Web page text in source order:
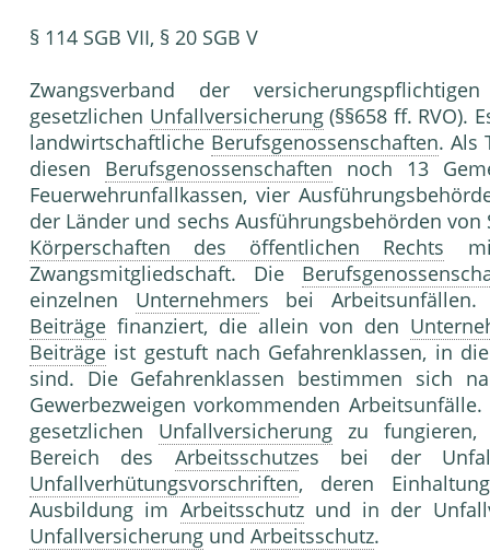
§ 114 SGB VII, § 20 SGB V
Zwangsverband der
gesetzlichen Unfallversicherung(§§658 ff. RVO).
landwirtschaftliche Berufsgenossenschaften. Als
diesen Berufsgenossenschaften noch 13
Feuerwehrunfallkassen, vier
der Länder und sechs Ausführungsbehörden
Körperschaften des öffentlichen Rechts
Zwangsmitgliedschaft. Die
einzelnen Unternehmers bei
Beiträge finanziert, die allein von den
Beiträge ist gestuft nach Gefahrenklassen, in
sind. Die Gefahrenklassen bestimmen sich
Gewerbezweigen vorkommenden
gesetzlichen Unfallversicherung zu
Bereich des Arbeitsschutzes bei der
Unfallverhütungsvorschriften, deren
Ausbildung im Arbeitsschutzund in der
Unfallversicherung und Arbeitsschutz.